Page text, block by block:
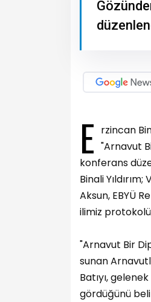
E rzincan
"Arnavut
konferans
Binali
Aksun, EBYÜ
ilimiz
"Arnavut Bir
sunan
Batıyı,
gördüğünü